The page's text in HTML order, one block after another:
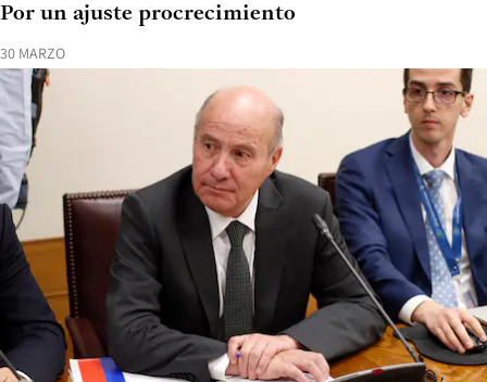
30 MARZO
Por un ajuste procrecimiento